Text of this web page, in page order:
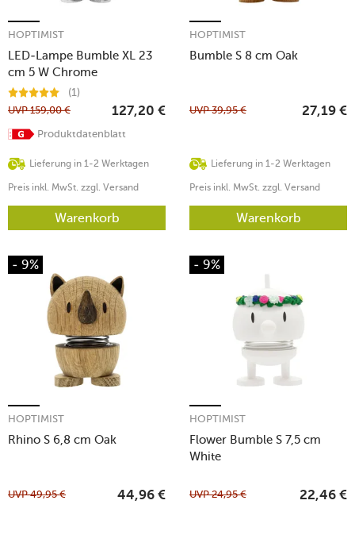
LED-Lampe Bumble XL 23
cm 5 W Chrome
HOPTIMIST
(1)
Lieferung in 1-2 Werktagen
UVP159,00 € 127,20 €
Preis inkl. MwSt. zzgl. Versand
Produktdatenblatt
Warenkorb
Bumble S 8 cm Oak
HOPTIMIST
Lieferung in 1-2 Werktagen
UVP39,95 € 27,19 €
Preis inkl. MwSt. zzgl. Versand
Warenkorb
- 9%
Rhino S 6,8 cm Oak
HOPTIMIST
UVP49,95 € 44,96 €
- 9%
Flower Bumble S 7,5 cm
White
HOPTIMIST
UVP24,95 € 22,46 €